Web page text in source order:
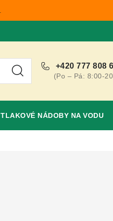
+420 777 808
(Po – Pá: 8:00-
TLAKOVÉ NÁDOBY NA VODU